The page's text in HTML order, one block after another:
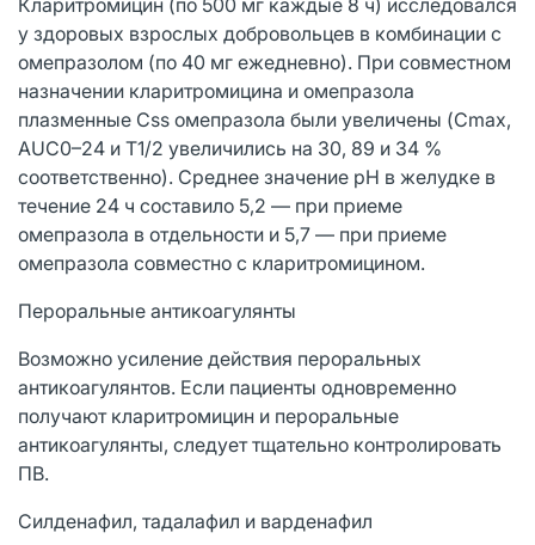
у здоровых взрослых добровольцев в комбинации с
омепразолом (по 40 мг ежедневно). При совместном
назначении кларитромицина и омепразола
плазменные Css омепразола были увеличены (Cmax,
AUC0–24 и T1/2 увеличились на 30, 89 и 34 %
соответственно). Среднее значение рН в желудке в
течение 24 ч составило 5,2 — при приеме
омепразола в отдельности и 5,7 — при приеме
омепразола совместно с кларитромицином.
Пероральные антикоагулянты
Возможно усиление действия пероральных
антикоагулянтов. Если пациенты одновременно
получают кларитромицин и пероральные
антикоагулянты, следует тщательно контролировать
ПВ.
Силденафил, тадалафил и варденафил